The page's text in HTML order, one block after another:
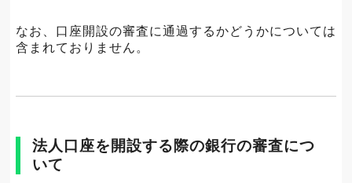
なお、口座開設の審査に通過するかどうかについては
含まれておりません。
法人口座を開設する際の銀行の審査につ
いて